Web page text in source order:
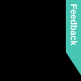
Feedback